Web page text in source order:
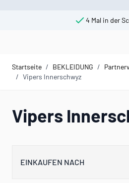
4 Mal in der
Startseite / BEKLEIDUNG /
/ Vipers Innerschwyz
Vipers
EINKAUFEN NACH